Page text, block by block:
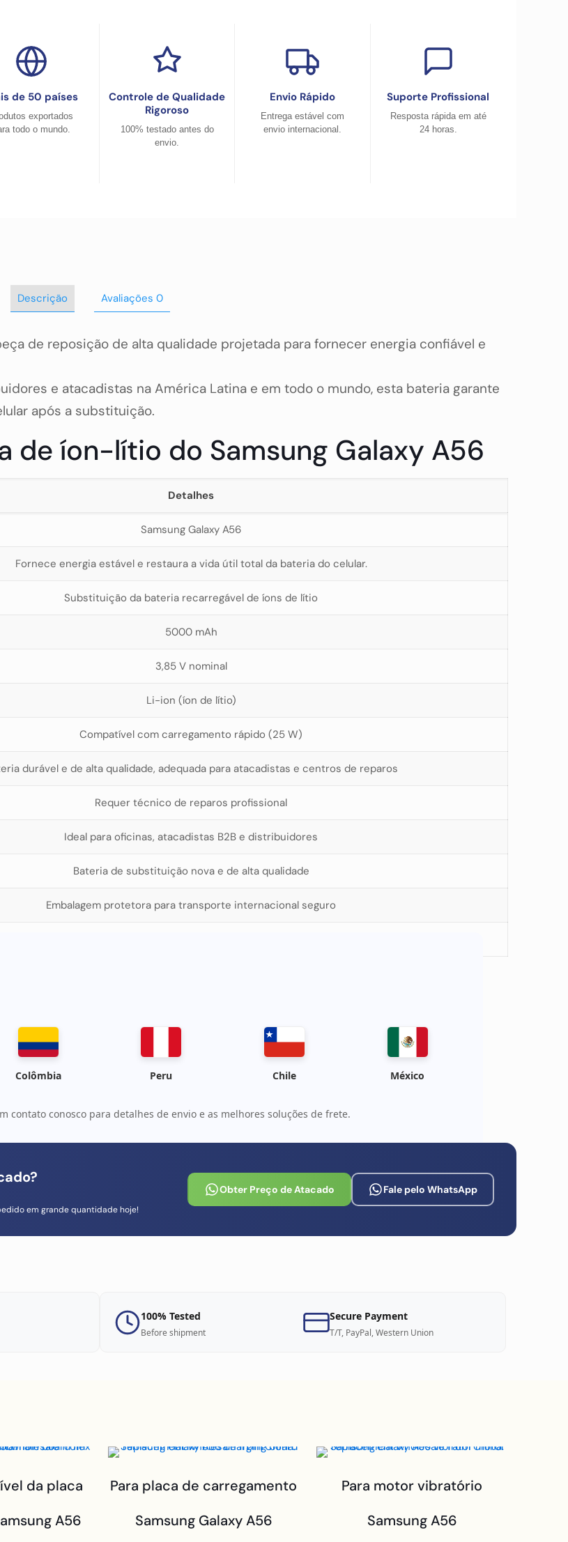
de 50 países
exportados
todo o mundo.
Controle de Qualidade
Rigoroso
100% testado antes do
envio.
Envio Rápido
Entrega estável com
envio internacional.
Suporte Profissional
Resposta rápida em até
24 horas.
Descrição Avaliações 0
de reposição de alta qualidade projetada para fornecer energia confiável e
e atacadistas na América Latina e em todo o mundo, esta bateria garante
após a substituição.
de íon-lítio do Samsung Galaxy A56
Detalhes
Samsung Galaxy A56
Fornece energia estável e restaura a vida útil total da bateria do celular.
Substituição da bateria recarregável de íons de lítio
5000 mAh
3,85 V nominal
Li-ion (íon de lítio)
Compatível com carregamento rápido (25 W)
durável e de alta qualidade, adequada para atacadistas e centros de reparos
Requer técnico de reparos profissional
Ideal para oficinas, atacadistas B2B e distribuidores
Bateria de substituição nova e de alta qualidade
Embalagem protetora para transporte internacional seguro
Colômbia Peru Chile México
contato conosco para detalhes de envio e as melhores soluções de frete.
em grande quantidade hoje!
Obter Preço de Atacado Fale pelo WhatsApp
100% Tested
Before shipment
Secure Payment
T/T, PayPal, Western Union
da placa
A56
Para placa de carregamento
Samsung Galaxy A56
Para motor vibratório
Samsung A56